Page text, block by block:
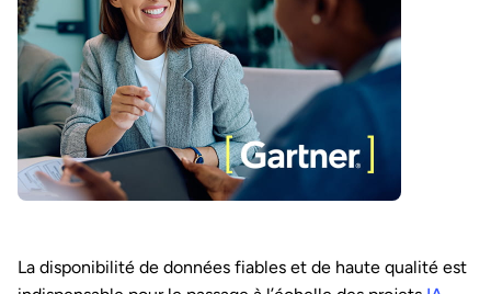
La disponibilité de données fiables et de haute qualité est